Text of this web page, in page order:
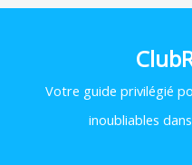
Votre guide privilégié
inoubliables